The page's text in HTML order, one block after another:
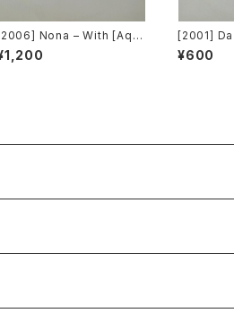
Nona – With [Aqu
[2001]
Open
¥600